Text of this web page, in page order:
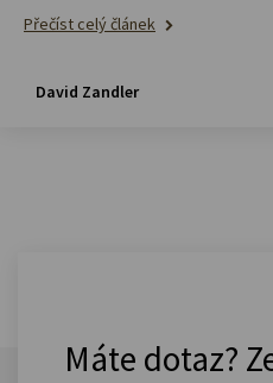
Přečíst celý článek
David Zandler
Máte dotaz?